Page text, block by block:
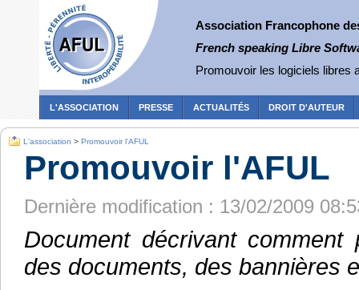
Association Francophone
French speaking Libre
Promouvoir les logiciels libres
L'ASSOCIATION PRESSE ACTUALITÉS DROIT D'AUTEUR
L'association > Promouvoir l'AFUL
Promouvoir l'AFUL
Dernière modification : 13/02/2009
Document décrivant
des documents, des bannières